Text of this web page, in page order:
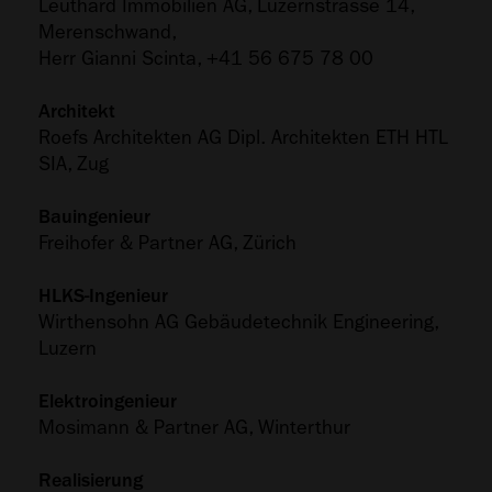
Leuthard Immobilien AG, Luzernstrasse 14,
Merenschwand,
Herr Gianni Scinta, +41 56 675 78 00
Architekt
Roefs Architekten AG Dipl. Architekten ETH HTL
SIA, Zug
Bauingenieur
Freihofer & Partner AG, Zürich
HLKS-Ingenieur
Wirthensohn AG Gebäudetechnik Engineering,
Luzern
Elektroingenieur
Mosimann & Partner AG, Winterthur
Realisierung